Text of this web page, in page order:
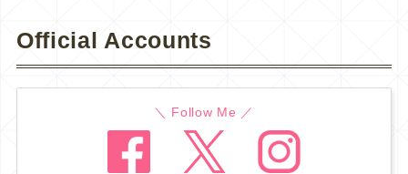
Official Accounts
＼ Follow Me ／